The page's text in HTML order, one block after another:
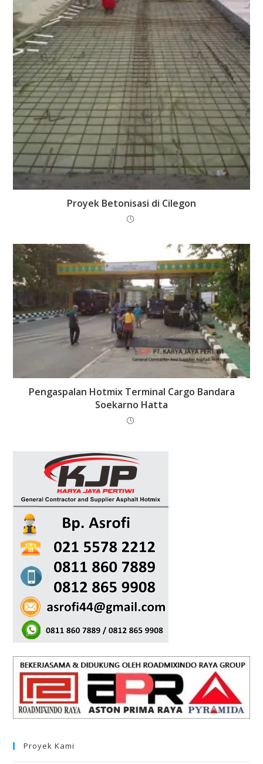
Proyek Betonisasi di Cilegon
Pengaspalan Hotmix Terminal Cargo Bandara
Soekarno Hatta
Proyek Kami